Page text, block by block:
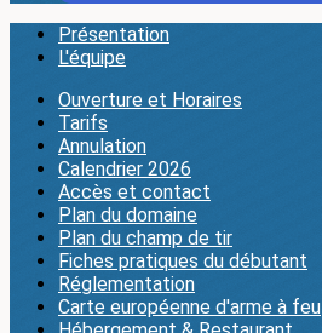
Présentation
L'équipe
Ouverture et Horaires
Tarifs
Annulation
Calendrier 2026
Accès et contact
Plan du domaine
Plan du champ de tir
Fiches pratiques du débutant
Réglementation
Carte européenne d'arme à feu